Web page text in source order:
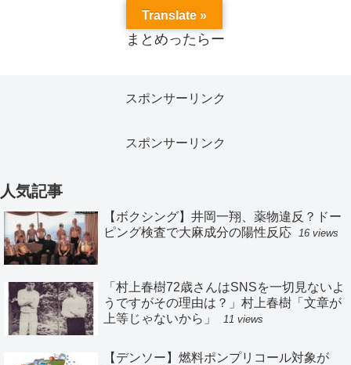
まとめったらー
スポンサーリンク
スポンサーリンク
人気記事
【ボクシング】井岡一翔、薬物違反？ドー
ピング検査で大麻成分の陽性反応
16 views
「村上春樹72歳さんはSNSを一切見ないよ
うですがその理由は？」村上春樹「文章が
上等じゃないから」
11 views
【デンソー】燃料ポンプリコール対象が
Translate »